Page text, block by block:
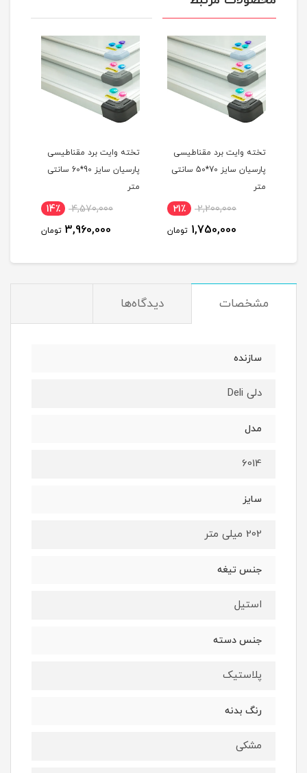
تخته وایت برد مقناطیسی
پارسیان سایز 70*50 سانتی
2,200,000 21٪
1,750,000 تومان
تخته وایت برد مقناطیسی
پارسیان سایز 90*60 سانتی
4,570,000 14٪
3,960,000 تومان
مشخصات دیدگاه‌ها
سازنده
دلی Deli
مدل
6014
سایز
202 میلی متر
جنس تیغه
استیل
جنس دسته
پلاستیک
رنگ بدنه
مشکی